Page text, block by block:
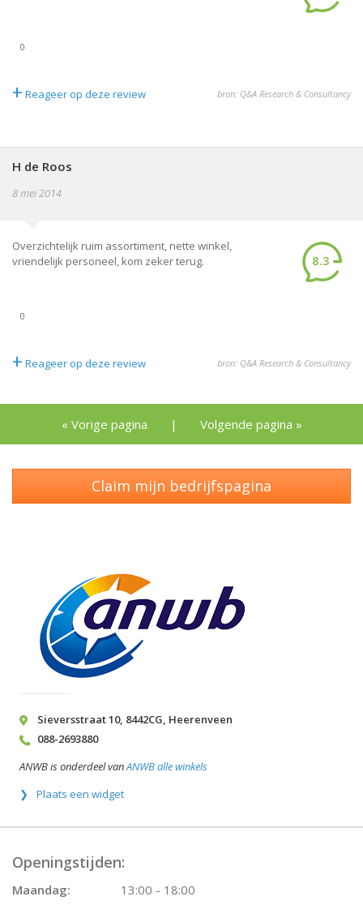
0
+ Reageer op deze review bron: Q&A Research & Consultancy
H de Roos
8 mei 2014
Overzichtelijk ruim assortiment, nette winkel,
vriendelijk personeel, kom zeker terug.
8.3
0
+ Reageer op deze review bron: Q&A Research & Consultancy
« Vorige pagina | Volgende pagina »
Claim mijn bedrijfspagina
Sieversstraat 10, 8442CG, Heerenveen
088-2693880
ANWB is onderdeel vanANWB alle winkels
Plaats een widget
Openingstijden:
Maandag:
13:00 - 18:00